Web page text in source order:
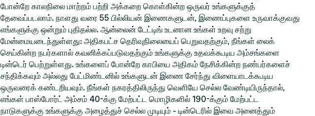
போன்றே காலநிலை மாற்றம் பற்றி அக்கறை கொள்கின்ற ஒருவர் உங்களுக்குத்
தேவைப்படலாம். நாளது வரை 55 பில்லியன் இணைகளுடன், இணைப்புகளை உருவாக்குவது
எங்களுக்கு ஒன்றும் புதிதல்ல. ஆன்லைன் டேட்டிங் உடனான உங்கள் உறவு சற்று
மேன்மையடைந்துள்ளது: அதிகபட்ச தெரிவுநிலையைப் பெறுவதற்கும், நீங்கள் லைக்
செய்கின்ற நபர்களால் கவனிக்கப்படுவதற்கும் உங்களுக்கு உதவக்கூடிய அம்சங்களை
டின்டெர் பெற்றுள்ளது. உங்களைப் போன்றே காபியை அதிகம் நேசிக்கின்ற நண்பர்களைச்
சந்திக்கவும் அல்லது பேட்மிண்டனில் உங்களுடன் இணை சேர்ந்து விளையாடக்கூடிய
ஒருவரைக் கண்டறியவும். நீங்கள் நகரத்திலிருந்து வெளியே செல்ல வேண்டியிருந்தால்,
எங்கள் பாஸ்போர்ட் அம்சம் 40-க்கு மேற்பட்ட மொழிகளில் 190-க்கும் மேற்பட்ட
நாடுகளுக்கு உங்களுக்கு அழைத்துச் செல்ல முடியும் - டின்டெரில் இவை அனைத்தும்